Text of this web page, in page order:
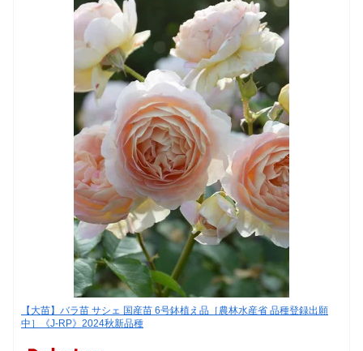
【大苗】バラ苗 サシェ 国産苗 6号鉢植え品［農林水産省 品種登録出願
中］《J-RP》2024秋新品種